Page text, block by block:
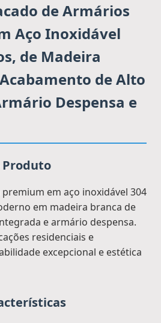
de Armários
Aço Inoxidável
de Madeira
de Alto
Despensa e
Produto
em aço inoxidável 304
em madeira branca de
e armário despensa.
residenciais e
excepcional e estética